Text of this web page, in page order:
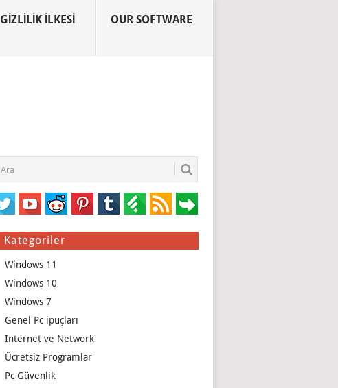
GIZLILIK İLKESI OUR SOFTWARE
Kategoriler
Windows 11
Windows 10
Windows 7
Genel Pc ipuçları
Internet ve Network
Ücretsiz Programlar
Pc Güvenlik